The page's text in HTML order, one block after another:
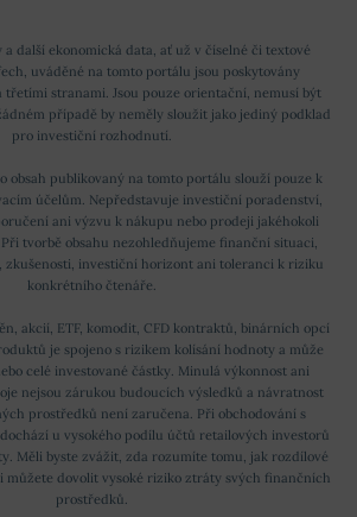
další ekonomická data, ať už v číselné či textové
uváděné na tomto portálu jsou poskytovány
stranami. Jsou pouze orientační, nemusí být
případě by neměly sloužit jako jediný podklad
pro investiční rozhodnutí.
obsah publikovaný na tomto portálu slouží pouze k
účelům. Nepředstavuje investiční poradenství,
ani výzvu k nákupu nebo prodeji jakéhokoli
tvorbě obsahu nezohledňujeme finanční situaci,
zkušenosti, investiční horizont ani toleranci k riziku
konkrétního čtenáře.
akcií, ETF, komodit, CFD kontraktů, binárních opcí
je spojeno s rizikem kolísání hodnoty a může
celé investované částky. Minulá výkonnost ani
nejsou zárukou budoucích výsledků a návratnost
prostředků není zaručena. Při obchodování s
u vysokého podílu účtů retailových investorů
Měli byste zvážit, zda rozumíte tomu, jak rozdílové
můžete dovolit vysoké riziko ztráty svých finančních
prostředků.